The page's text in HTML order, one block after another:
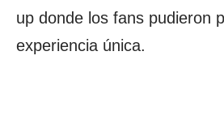
up donde los fans pudieron
experiencia única.